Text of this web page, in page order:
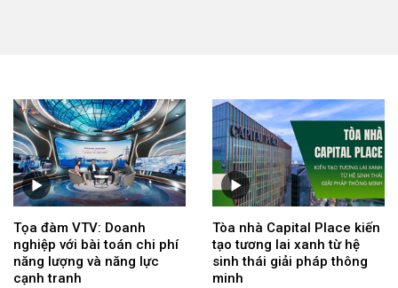
Tọa đàm VTV: Doanh
nghiệp với bài toán chi phí
năng lượng và năng lực
cạnh tranh
Tòa nhà Capital Place kiến
tạo tương lai xanh từ hệ
sinh thái giải pháp thông
minh